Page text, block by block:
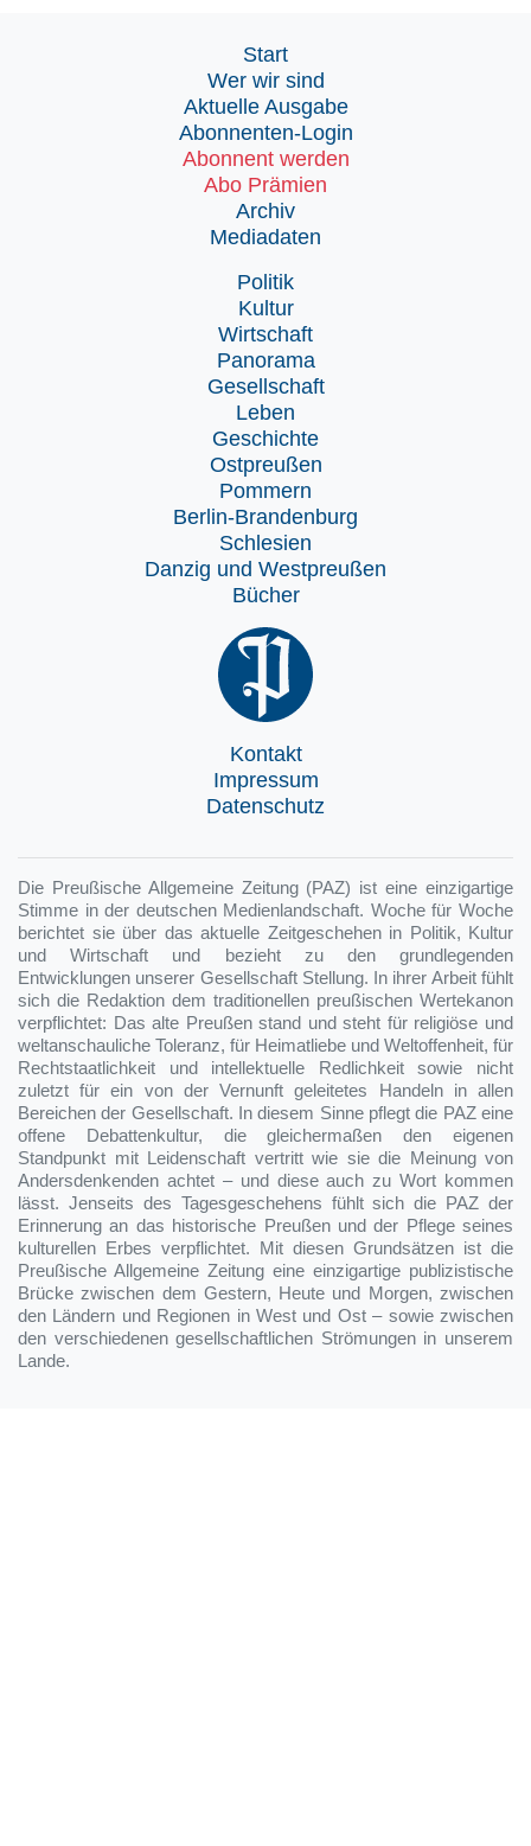
Start
Wer wir sind
Aktuelle Ausgabe
Abonnenten-Login
Abonnent werden
Abo Prämien
Archiv
Mediadaten
Politik
Kultur
Wirtschaft
Panorama
Gesellschaft
Leben
Geschichte
Ostpreußen
Pommern
Berlin-Brandenburg
Schlesien
Danzig und Westpreußen
Bücher
Kontakt
Impressum
Datenschutz
Die Preußische Allgemeine Zeitung (PAZ) ist eine einzigartige
Stimme in der deutschen Medienlandschaft. Woche für Woche
berichtet sie über das aktuelle Zeitgeschehen in Politik, Kultur
und Wirtschaft und bezieht zu den grundlegenden
Entwicklungen unserer Gesellschaft Stellung. In ihrer Arbeit fühlt
sich die Redaktion dem traditionellen preußischen Wertekanon
verpflichtet: Das alte Preußen stand und steht für religiöse und
weltanschauliche Toleranz, für Heimatliebe und Weltoffenheit, für
Rechtstaatlichkeit und intellektuelle Redlichkeit sowie nicht
zuletzt für ein von der Vernunft geleitetes Handeln in allen
Bereichen der Gesellschaft. In diesem Sinne pflegt die PAZ eine
offene Debattenkultur, die gleichermaßen den eigenen
Standpunkt mit Leidenschaft vertritt wie sie die Meinung von
Andersdenkenden achtet – und diese auch zu Wort kommen
lässt. Jenseits des Tagesgeschehens fühlt sich die PAZ der
Erinnerung an das historische Preußen und der Pflege seines
kulturellen Erbes verpflichtet. Mit diesen Grundsätzen ist die
Preußische Allgemeine Zeitung eine einzigartige publizistische
Brücke zwischen dem Gestern, Heute und Morgen, zwischen
den Ländern und Regionen in West und Ost – sowie zwischen
den verschiedenen gesellschaftlichen Strömungen in unserem
Lande.